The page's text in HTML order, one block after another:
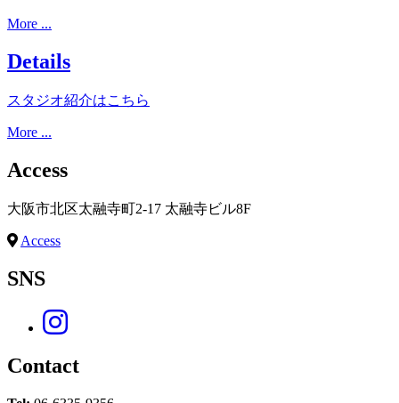
More ...
Details
スタジオ紹介はこちら
More ...
Access
大阪市北区太融寺町2-17 太融寺ビル8F
Access
SNS
Contact